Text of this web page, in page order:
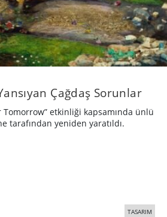
Çağdaş Sorunlar
Tomorrow” etkinliği kapsamında ünlü
tarafından yeniden yaratıldı.
TASARIM